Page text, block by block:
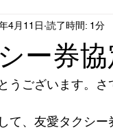
ー券
4月11日 読了時間: 1分
うございます。さ
て、友愛タクシー